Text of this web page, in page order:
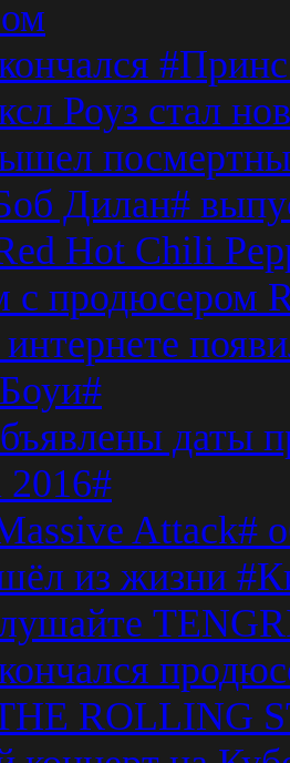
Роуз стал
Дилан#
Hot Chili
с продюсером
даты
2016#
Attack#
из жизни
ROLLING